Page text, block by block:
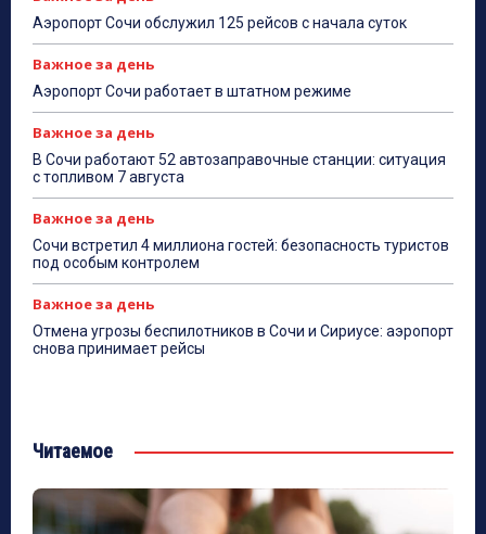
Аэропорт Сочи обслужил 125 рейсов с начала суток
Важное за день
Аэропорт Сочи работает в штатном режиме
Важное за день
В Сочи работают 52 автозаправочные станции: ситуация
с топливом 7 августа
Важное за день
Сочи встретил 4 миллиона гостей: безопасность туристов
под особым контролем
Важное за день
Отмена угрозы беспилотников в Сочи и Сириусе: аэропорт
снова принимает рейсы
Читаемое